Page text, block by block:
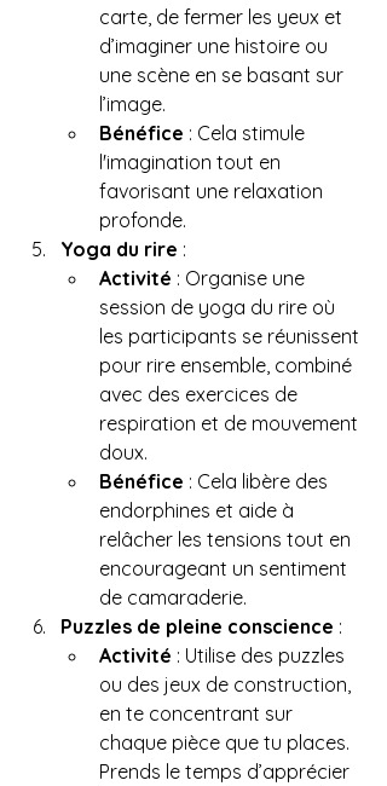
carte, de fermer les yeux et
d’imaginer une histoire ou
une scène en se basant sur
l’image.
Bénéfice : Cela stimule
l'imagination tout en
favorisant une relaxation
profonde.
Yoga du rire :
Activité : Organise une
session de yoga du rire où
les participants se réunissent
pour rire ensemble, combiné
avec des exercices de
respiration et de mouvement
doux.
Bénéfice : Cela libère des
endorphines et aide à
relâcher les tensions tout en
encourageant un sentiment
de camaraderie.
Puzzles de pleine conscience :
Activité : Utilise des puzzles
ou des jeux de construction,
en te concentrant sur
chaque pièce que tu places.
Prends le temps d’apprécier